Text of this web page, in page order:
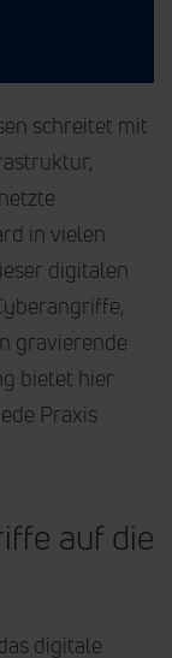
schreitet mit
in vielen
digitalen
gravierende
bietet hier
Praxis
auf die
digitale